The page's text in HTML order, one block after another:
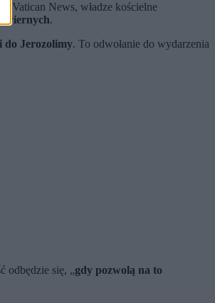
Vatican News, władze kościelne
wiernych.
do Jerozolimy. To odwołanie do wydarzenia
odbędzie się, „gdy pozwolą na to